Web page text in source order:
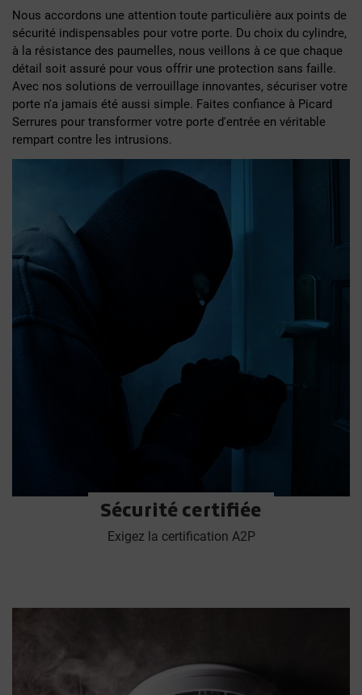
Nous accordons une attention toute particulière aux points de
sécurité indispensables pour votre porte. Du choix du cylindre,
à la résistance des paumelles, nous veillons à ce que chaque
détail soit assuré pour vous offrir une protection sans faille.
Avec nos solutions de verrouillage innovantes, sécuriser votre
porte n'a jamais été aussi simple. Faites confiance à Picard
Serrures pour transformer votre porte d'entrée en véritable
rempart contre les intrusions.
Exigez la certification A2P
Sécurité certifiée